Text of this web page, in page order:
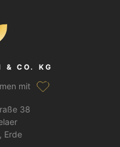
& CO. KG
mit
38
Erde